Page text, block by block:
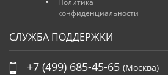
Политика
конфиденциальности
СЛУЖБА ПОДДЕРЖКИ
+7 (499) 685-45-65 (Москва)